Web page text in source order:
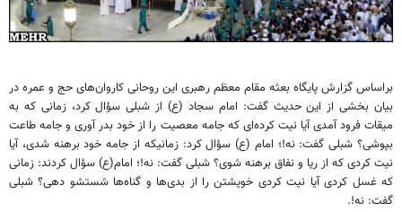
براساس گزارش پایگاه بعثه مقام معظم رهبری این روحانی کاروان‌های حج و عمره در
بیان بخشی از این حدیث گفت: امام سجاد (ع) از شبلی سؤال کرد، زمانی که به
میقات فرود آمدی آیا نیت کرده‌ای که جامه معصیت را از خود بدر آوری و جامه طاعت
بپوشی؟ شبلی گفت: نه!؛ امام (ع‌) سؤال کرد: زمانیکه از جامه خود برهنه شدی، آیا
نیت کردی که از ریا و نفاق برهنه شوی؟ شبلی گفت: نه!؛ امام(ع) سؤال کردند: زمانی
که غسل کردی آیا نیت کردی خویشتن را از بدی‌ها و گناه‌ها شستشو دهی؟ شبلی
گفت: نه!.